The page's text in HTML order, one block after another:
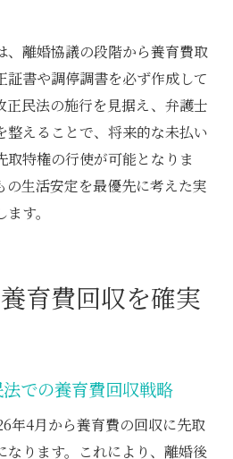
、離婚協議の段階から養育費取
証書や調停調書を必ず作成して
正民法の施行を見据え、弁護士
整えることで、将来的な未払い
特権の行使が可能となりま
の生活安定を最優先に考えた実
す。
育費回収を確実
での養育費回収戦略
年4月から養育費の回収に先取
なります。これにより、離婚後